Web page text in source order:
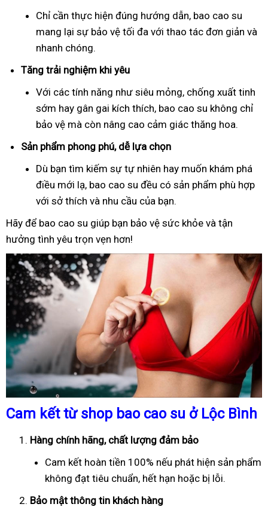
Chỉ cần thực hiện đúng hướng dẫn, bao cao su
mang lại sự bảo vệ tối đa với thao tác đơn giản và
nhanh chóng.
Tăng trải nghiệm khi yêu
Với các tính năng như siêu mỏng, chống xuất tinh
sớm hay gân gai kích thích, bao cao su không chỉ
bảo vệ mà còn nâng cao cảm giác thăng hoa.
Sản phẩm phong phú, dễ lựa chọn
Dù bạn tìm kiếm sự tự nhiên hay muốn khám phá
điều mới lạ, bao cao su đều có sản phẩm phù hợp
với sở thích và nhu cầu của bạn.
Hãy để bao cao su giúp bạn bảo vệ sức khỏe và tận
hưởng tình yêu trọn vẹn hơn!
Cam kết từ shop bao cao su ở Lộc Bình
Hàng chính hãng, chất lượng đảm bảo
Cam kết hoàn tiền 100% nếu phát hiện sản phẩm
không đạt tiêu chuẩn, hết hạn hoặc bị lỗi.
Bảo mật thông tin khách hàng